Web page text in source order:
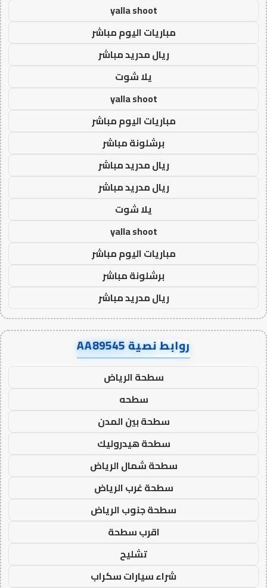
yalla shoot
مباريات اليوم مباشر
ريال مدريد مباشر
يلا شوت
yalla shoot
مباريات اليوم مباشر
برشلونة مباشر
ريال مدريد مباشر
ريال مدريد مباشر
يلا شوت
yalla shoot
مباريات اليوم مباشر
برشلونة مباشر
ريال مدريد مباشر
روابط نصية AA89545
سطحة الرياض
سطحه
سطحة بين المدن
سطحة هيدروليك
سطحة شمال الرياض
سطحة غرب الرياض
سطحة جنوب الرياض
اقرب سطحة
تشليح
شراء سيارات سكراب